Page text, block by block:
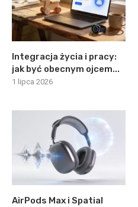
Integracja życia i pracy:
jak być obecnym ojcem...
1 lipca 2026
AirPods Max i Spatial